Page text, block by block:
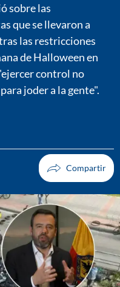
sobre las
que se llevaron a
las restricciones
de Halloween en
control no
joder a la gente".